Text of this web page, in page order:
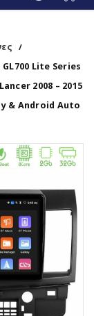
/
Lite Series
2008 – 2015
& Android Auto